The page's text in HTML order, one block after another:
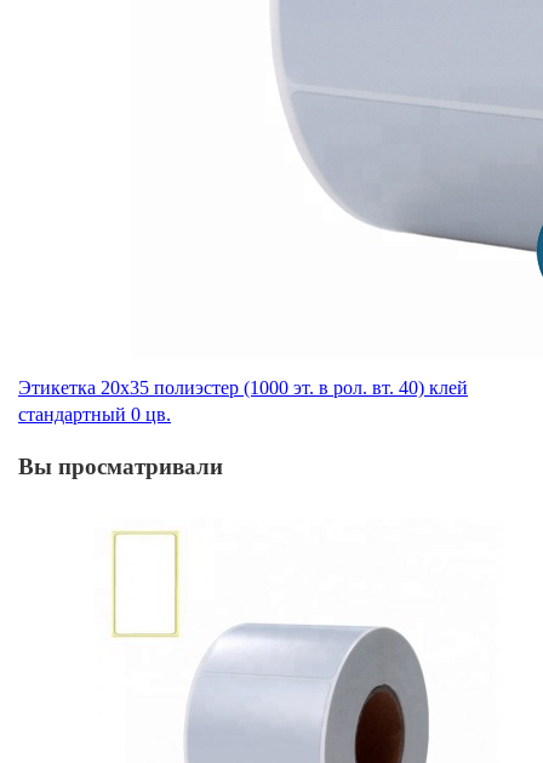
Этикетка 20х35 полиэстер (1000 эт. в рол. вт. 40) клей
стандартный 0 цв.
Вы просматривали